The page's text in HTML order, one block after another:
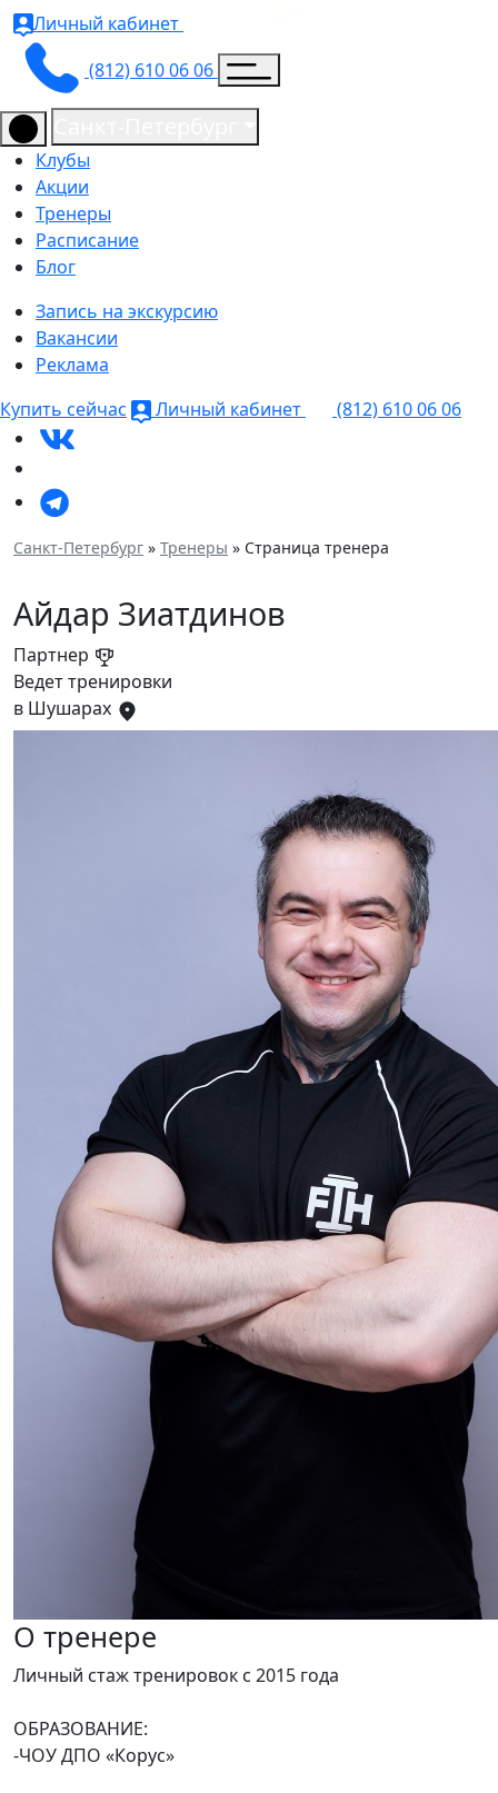
Личный кабинет
(812) 610 06 06
Клубы
Акции
Тренеры
Расписание
Блог
Запись на экскурсию
Вакансии
Реклама
Купить сейчас
Личный кабинет (812) 610 06 06
Санкт-Петербург » Тренеры » Страница тренера
Айдар Зиатдинов
Партнер
Ведет тренировки
в Шушарах
О тренере
Личный стаж тренировок с 2015 года
ОБРАЗОВАНИЕ:
-ЧОУ ДПО «Корус»